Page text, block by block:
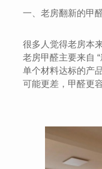
一、老房翻新的甲
很多人觉得老房本
老房甲醛主要来自
单个材料达标的产
可能更差，甲醛更